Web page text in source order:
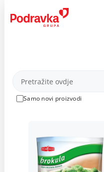
content
Proizvodi
Samo novi proizvodi